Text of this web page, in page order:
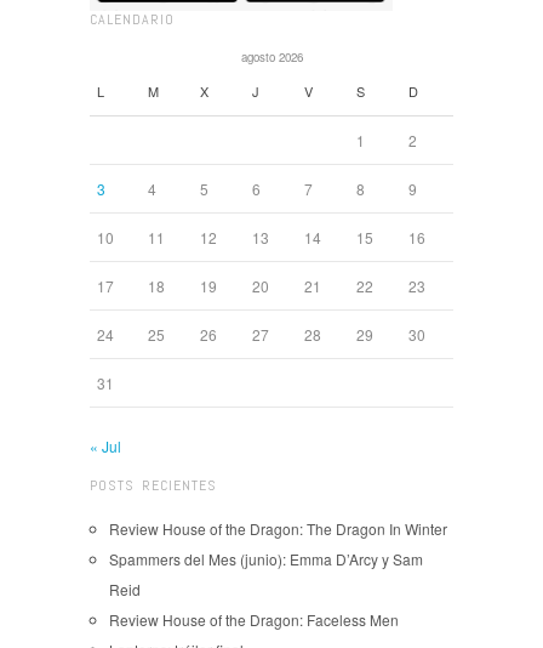
CALENDARIO
agosto 2026
L M X J V S D
1 2
3 4 5 6 7 8 9
10 11 12 13 14 15 16
17 18 19 20 21 22 23
24 25 26 27 28 29 30
31
« Jul
POSTS RECIENTES
Review House of the Dragon: The Dragon In Winter
Spammers del Mes (junio): Emma D’Arcy y Sam
Reid
Review House of the Dragon: Faceless Men